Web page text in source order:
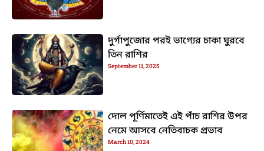
দুর্গাপুজোর পরই ভাগ্যের চাকা ঘুরবে
তিন রাশির
September 11, 2025
দোল পূর্ণিমাতেই এই পাঁচ রাশির উপর
নেমে আসবে নেতিবাচক প্রভাব
March 10, 2024